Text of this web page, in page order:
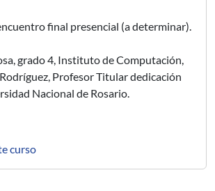
final presencial (a determinar).
grado 4, Instituto de Computación,
Profesor Titular dedicación
Nacional de Rosario.
curso